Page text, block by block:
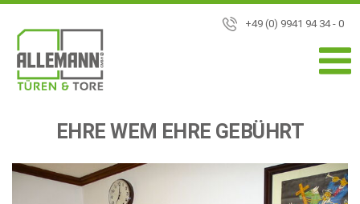
+49 (0) 9941 94 34 - 0
EHRE WEM EHRE GEBÜHRT